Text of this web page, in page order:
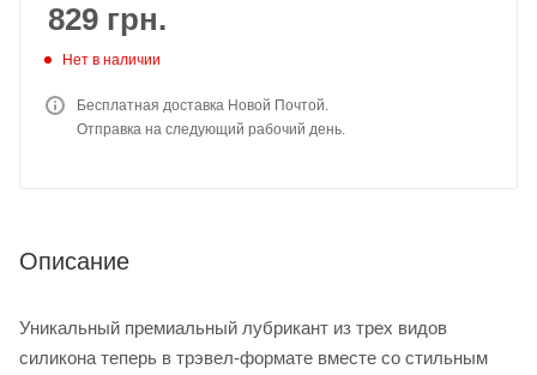
829 грн.
Нет в наличии
Бесплатная доставка Новой Почтой.
Отправка на следующий рабочий день.
Описание
Уникальный премиальный лубрикант из трех видов
силикона теперь в трэвел-формате вместе со стильным